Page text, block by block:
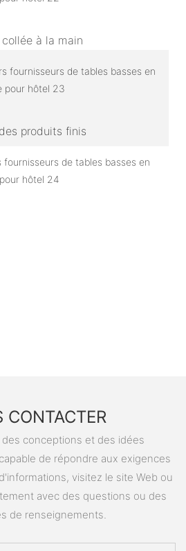
à la main
produits finis
CONTACTER
conceptions et des idées
de répondre aux exigences
visitez le site Web ou
avec des questions ou des
de renseignements.